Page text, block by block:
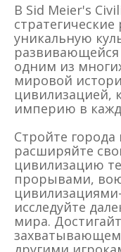
В Sid Meier's
уникальную
одним из
мировой
цивилизацией,
империю в
Стройте города
расширяйте
цивилизацию
прорывами,
исследуйте
мира.
захватывающем